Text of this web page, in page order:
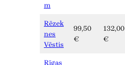
m
Rēzek
nes
Vēstis
99,50
€
132,00
€
Rīgas